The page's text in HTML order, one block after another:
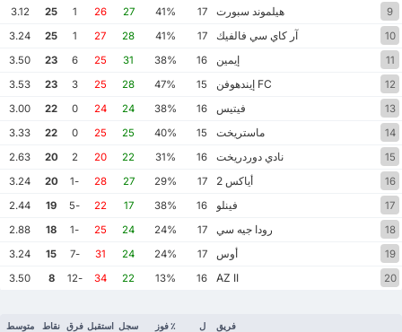
9
هيلموند سبورت 17
41%
27
26
1
25
3.12
10
آر كاي سي فالفيك 17
41%
28
27
1
25
3.24
11
إيمين 16
38%
31
25
6
23
3.50
12
15
47%
28
25
3
23
3.53
13
فيتيس 16
38%
24
24
0
22
3.00
14
ماستريخت 15
40%
25
25
0
22
3.33
15
نادي دوردريخت 16
31%
22
20
2
20
2.63
16
أياكس 2 17
29%
27
28
-1
20
3.24
17
فينلو 16
38%
17
22
-5
19
2.44
18
رودا جيه سي 17
24%
24
25
-1
18
2.88
19
أوس 17
24%
24
31
-7
15
3.24
20
16
13%
22
34
-12
8
3.50
فريق ل ٪ فوز سجل استقبل فرق نقاط متوسط